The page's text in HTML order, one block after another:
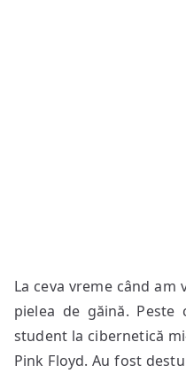
La ceva vreme când
pielea de găină.
student la cibernetică
Pink Floyd. Au fost